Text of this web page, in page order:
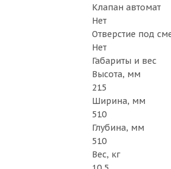
Клапан автомат
Нет
Отверстие под
Нет
Габариты и вес
Высота, мм
215
Ширина, мм
510
Глубина, мм
510
Вес, кг